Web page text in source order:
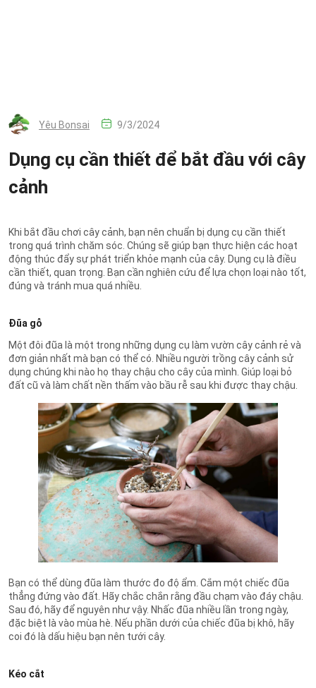
Yêu Bonsai 9/3/2024
Dụng cụ cần thiết để bắt đầu với cây
cảnh
Khi bắt đầu chơi cây cảnh, bạn nên chuẩn bị dụng cụ cần thiết
trong quá trình chăm sóc. Chúng sẽ giúp bạn thực hiện các hoạt
động thúc đẩy sự phát triển khỏe mạnh của cây. Dụng cụ là điều
cần thiết, quan trọng. Bạn cần nghiên cứu để lựa chọn loại nào tốt,
đúng và tránh mua quá nhiều.
Đũa gỗ
Một đôi đũa là một trong những dụng cụ làm vườn cây cảnh rẻ và
đơn giản nhất mà bạn có thể có. Nhiều người trồng cây cảnh sử
dụng chúng khi nào họ thay chậu cho cây của mình. Giúp loại bỏ
đất cũ và làm chất nền thấm vào bầu rễ sau khi được thay chậu.
Bạn có thể dùng đũa làm thước đo độ ẩm. Cắm một chiếc đũa
thẳng đứng vào đất. Hãy chắc chắn rằng đầu chạm vào đáy chậu.
Sau đó, hãy để nguyên như vậy. Nhấc đũa nhiều lần trong ngày,
đặc biệt là vào mùa hè. Nếu phần dưới của chiếc đũa bị khô, hãy
coi đó là dấu hiệu bạn nên tưới cây.
Kéo cắt